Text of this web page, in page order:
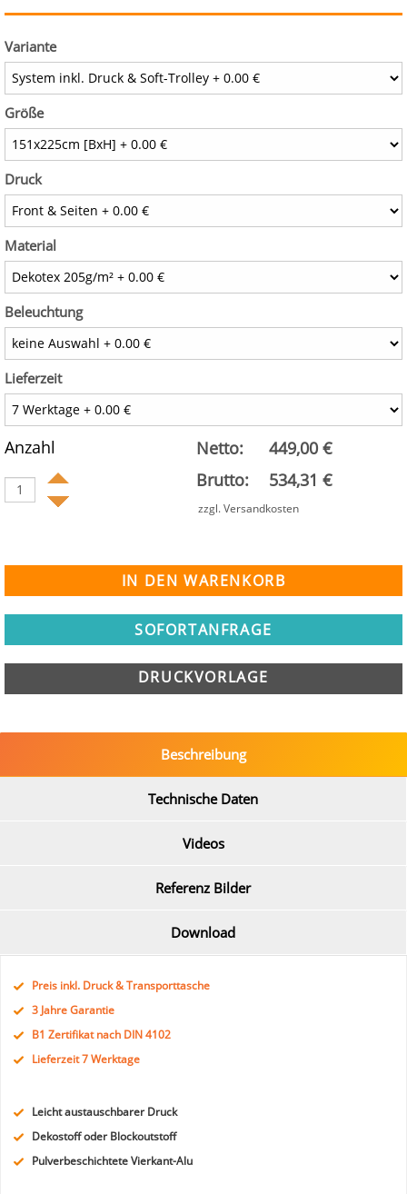
Variante
Größe
Druck
Material
Beleuchtung
Lieferzeit
Anzahl Netto:
449,00 €
Brutto:
534,31 €
zzgl. Versandkosten
SOFORTANFRAGE
DRUCKVORLAGE
Beschreibung
Technische Daten
Videos
Referenz Bilder
Download
Preis inkl. Druck & Transporttasche
3 Jahre Garantie
B1 Zertifikat nach DIN 4102
Lieferzeit 7 Werktage
Leicht austauschbarer Druck
Dekostoff oder Blockoutstoff
Pulverbeschichtete Vierkant-Alu